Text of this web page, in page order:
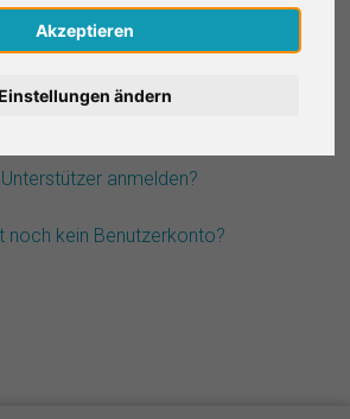
Akzeptieren
ändern
Passwort vergessen?
anmelden?
noch kein Benutzerkonto?
Nederlands